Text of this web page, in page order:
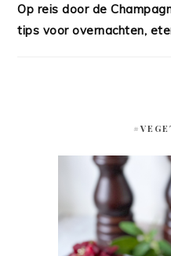
Op reis door de
tips voor overnachten,